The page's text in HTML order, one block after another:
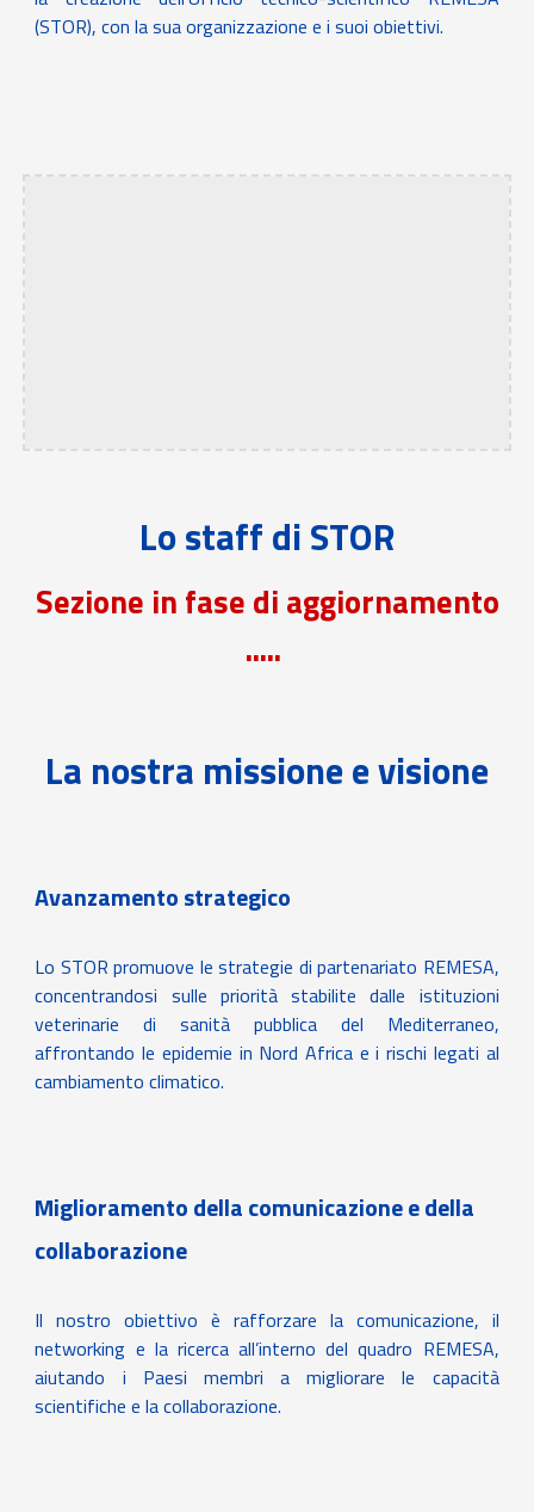
(STOR), con la sua organizzazione e i suoi obiettivi.
Lo staff di STOR
Sezione in fase di aggiornamento
.....
La nostra missione e visione
Avanzamento strategico
Lo STOR promuove le strategie di partenariato REMESA,
concentrandosi sulle priorità stabilite dalle istituzioni
veterinarie di sanità pubblica del Mediterraneo,
affrontando le epidemie in Nord Africa e i rischi legati al
cambiamento climatico.
Miglioramento della comunicazione e della
collaborazione
Il nostro obiettivo è rafforzare la comunicazione, il
networking e la ricerca all’interno del quadro REMESA,
aiutando i Paesi membri a migliorare le capacità
scientifiche e la collaborazione.